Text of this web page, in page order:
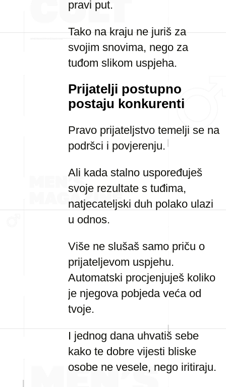
pravi put.
Tako na kraju ne juriš za
svojim snovima, nego za
tuđom slikom uspjeha.
Prijatelji postupno
postaju konkurenti
Pravo prijateljstvo temelji se na
podršci i povjerenju.
Ali kada stalno uspoređuješ
svoje rezultate s tuđima,
natjecateljski duh polako ulazi
u odnos.
Više ne slušaš samo priču o
prijateljevom uspjehu.
Automatski procjenjuješ koliko
je njegova pobjeda veća od
tvoje.
I jednog dana uhvatiš sebe
kako te dobre vijesti bliske
osobe ne vesele, nego iritiraju.